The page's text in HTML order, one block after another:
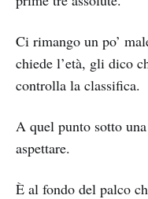
Ci rimango un po’
chiede l’età, gli dico
controlla la classifica.
A quel punto sotto
aspettare.
È al fondo del palco